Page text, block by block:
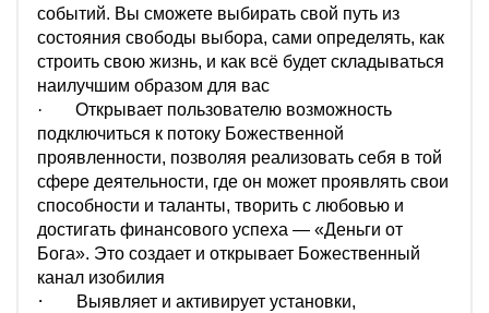
событий. Вы сможете выбирать свой путь из
состояния свободы выбора, сами определять, как
строить свою жизнь, и как всё будет складываться
наилучшим образом для вас
·
Открывает пользователю возможность
подключиться к потоку Божественной
проявленности, позволяя реализовать себя в той
сфере деятельности, где он может проявлять свои
способности и таланты, творить с любовью и
достигать финансового успеха — «Деньги от
Бога». Это создает и открывает Божественный
канал изобилия
·
Выявляет и активирует установки,